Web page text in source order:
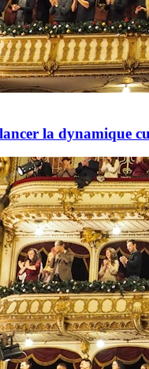
la dynamique